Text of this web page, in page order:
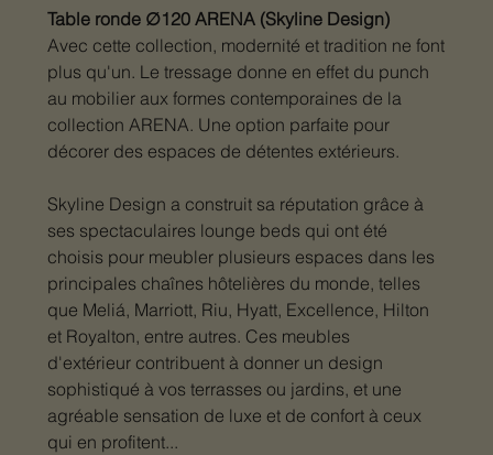
Table ronde ∅120 ARENA (Skyline Design)
Avec cette collection, modernité et tradition ne font
plus qu'un. Le tressage donne en effet du punch
au mobilier aux formes contemporaines de la
collection ARENA. Une option parfaite pour
décorer des espaces de détentes extérieurs.
Skyline Design a construit sa réputation grâce à
ses spectaculaires lounge beds qui ont été
choisis pour meubler plusieurs espaces dans les
principales chaînes hôtelières du monde, telles
que Meliá, Marriott, Riu, Hyatt, Excellence, Hilton
et Royalton, entre autres. Ces meubles
d'extérieur contribuent à donner un design
sophistiqué à vos terrasses ou jardins, et une
agréable sensation de luxe et de confort à ceux
qui en profitent...